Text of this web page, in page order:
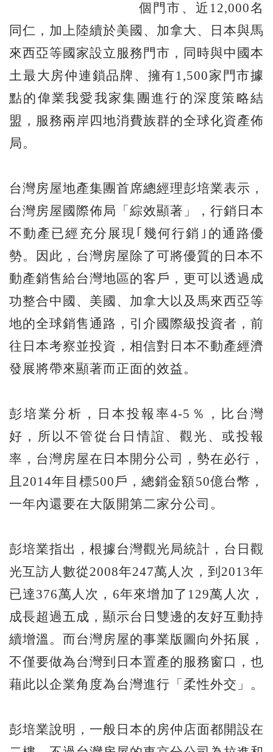
個門市、近12,000名
同仁，加上陸續於美國、加拿大、日本與馬
來西亞等國家設立服務門市，同時與中國本
土最大房仲連鎖品牌、擁有1,500家門市據
點的偉業我愛我家集團進行的深度策略結
盟，服務兩岸四地消費族群的全球化資產佈
局。
台灣房屋地產集團首席總經理彭培業表示，
台灣房屋國際佈局「綜效顯著」，行銷日本
不動產已經充分展現｢幾何行銷｣的通路優
勢。因此，台灣房屋除了可將優質的日本不
動產銷售給台灣地區的客戶，更可以透過成
功整合中國、美國、加拿大以及馬來西亞等
地的全球銷售通路，引介國際級投資者，前
往日本考察並投資，相信對日本不動產經濟
發展將帶來顯著而正面的效益。
彭培業分析，日本投報率4-5％，比台灣
好，所以不管從台日情誼、觀光、或投報
率，台灣房屋在日本開分公司，勢在必行，
且2014年目標500戶，總銷金額50億台幣，
一年內還要在大阪開第二家分公司。
彭培業指出，根據台灣觀光局統計，台日觀
光互訪人數從2008年247萬人次，到2013年
已達376萬人次，6年來增加了129萬人次，
成長超過五成，顯示台日雙邊的友好互動持
續增溫。而台灣房屋的事業版圖向外拓展，
不僅要做為台灣到日本置產的服務窗口，也
藉此以企業角度為台灣進行「柔性外交」。
彭培業說明，一般日本的房仲店面都開設在